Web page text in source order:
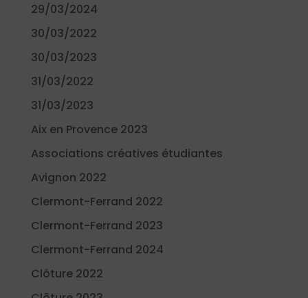
29/03/2024
30/03/2022
30/03/2023
31/03/2022
31/03/2023
Aix en Provence 2023
Associations créatives étudiantes
Avignon 2022
Clermont-Ferrand 2022
Clermont-Ferrand 2023
Clermont-Ferrand 2024
Clôture 2022